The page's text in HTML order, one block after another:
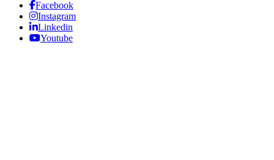
Facebook
Instagram
Linkedin
Youtube